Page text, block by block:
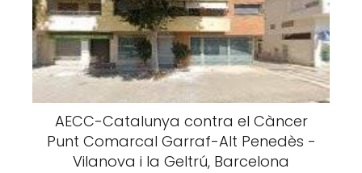
AECC-Catalunya contra el Càncer
Punt Comarcal Garraf-Alt Penedès -
Vilanova i la Geltrú, Barcelona